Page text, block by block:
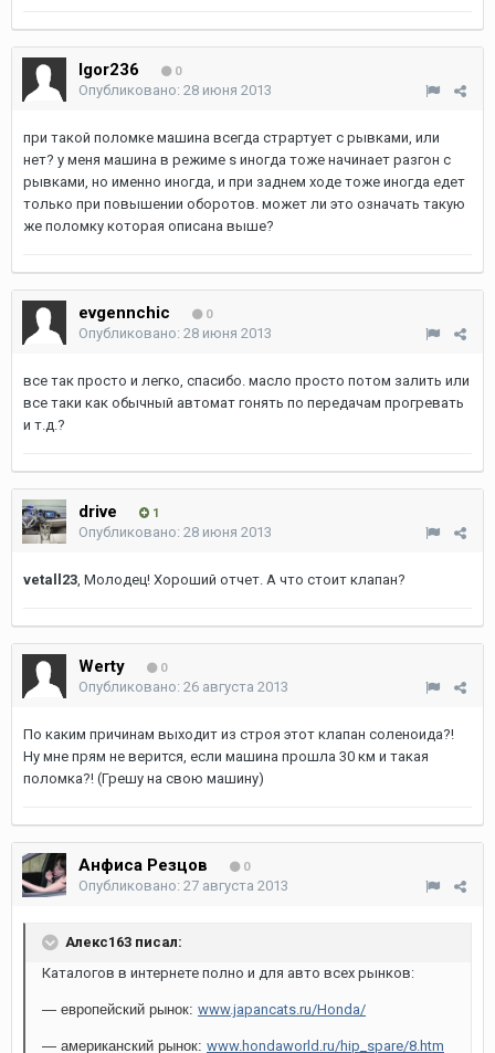
Igor236 0
Опубликовано: 28 июня 2013
при такой поломке машина всегда страртует с рывками, или
нет? у меня машина в режиме s иногда тоже начинает разгон с
рывками, но именно иногда, и при заднем ходе тоже иногда едет
только при повышении оборотов. может ли это означать такую
же поломку которая описана выше?
evgennchic 0
Опубликовано: 28 июня 2013
все так просто и легко, спасибо. масло просто потом залить или
все таки как обычный автомат гонять по передачам прогревать
и т.д.?
drive 1
Опубликовано: 28 июня 2013
vetall23, Молодец! Хороший отчет. А что стоит клапан?
Werty 0
Опубликовано: 26 августа 2013
По каким причинам выходит из строя этот клапан соленоида?!
Ну мне прям не верится, если машина прошла 30 км и такая
поломка?! (Грешу на свою машину)
Анфиса Резцов 0
Опубликовано: 27 августа 2013
Алекс163 писал:
Каталогов в интернете полно и для авто всех рынков:
— европейский рынок: www.japancats.ru/Honda/
— американский рынок: www.hondaworld.ru/hip_spare/8.htm